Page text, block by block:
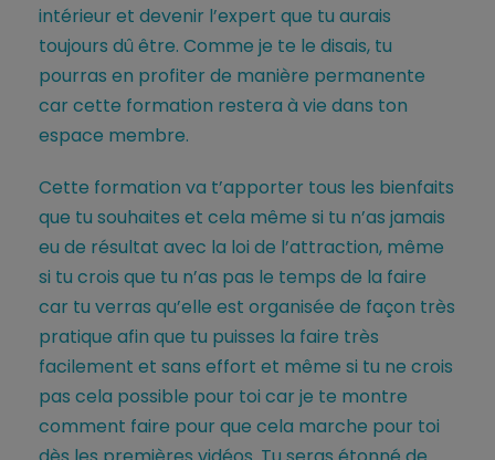
intérieur et devenir l’expert que tu aurais
toujours dû être. Comme je te le disais, tu
pourras en profiter de manière permanente
car cette formation restera à vie dans ton
espace membre.
Cette formation va t’apporter tous les bienfaits
que tu souhaites et cela même si tu n’as jamais
eu de résultat avec la loi de l’attraction, même
si tu crois que tu n’as pas le temps de la faire
car tu verras qu’elle est organisée de façon très
pratique afin que tu puisses la faire très
facilement et sans effort et même si tu ne crois
pas cela possible pour toi car je te montre
comment faire pour que cela marche pour toi